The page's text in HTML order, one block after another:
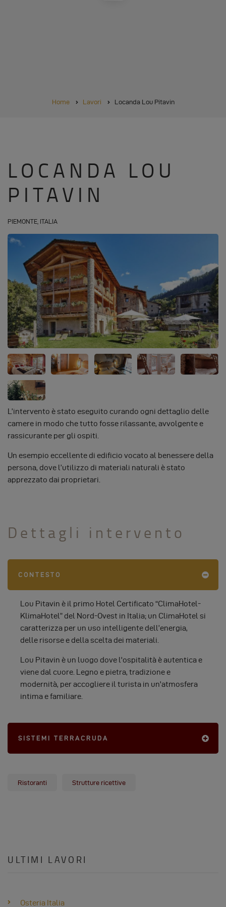
BRICIOLE
Home Lavori Locanda Lou Pitavin
LOCANDA LOU
PITAVIN
PIEMONTE, ITALIA
L’intervento è stato eseguito curando ogni dettaglio delle
camere in modo che tutto fosse rilassante, avvolgente e
rassicurante per gli ospiti.
Un esempio eccellente di edificio vocato al benessere della
persona, dove l’utilizzo di materiali naturali è stato
apprezzato dai proprietari.
Dettagli intervento
CONTESTO
Lou Pitavin è il primo Hotel Certificato “ClimaHotel-
KlimaHotel” del Nord-Ovest in Italia; un ClimaHotel si
caratterizza per un uso intelligente dell’energia,
delle risorse e della scelta dei materiali.
Lou Pitavin è un luogo dove l'ospitalità è autentica e
viene dal cuore. Legno e pietra, tradizione e
modernità, per accogliere il turista in un'atmosfera
intima e familiare.
SISTEMI TERRACRUDA
Ristoranti Strutture ricettive
ULTIMI LAVORI
Osteria Italia